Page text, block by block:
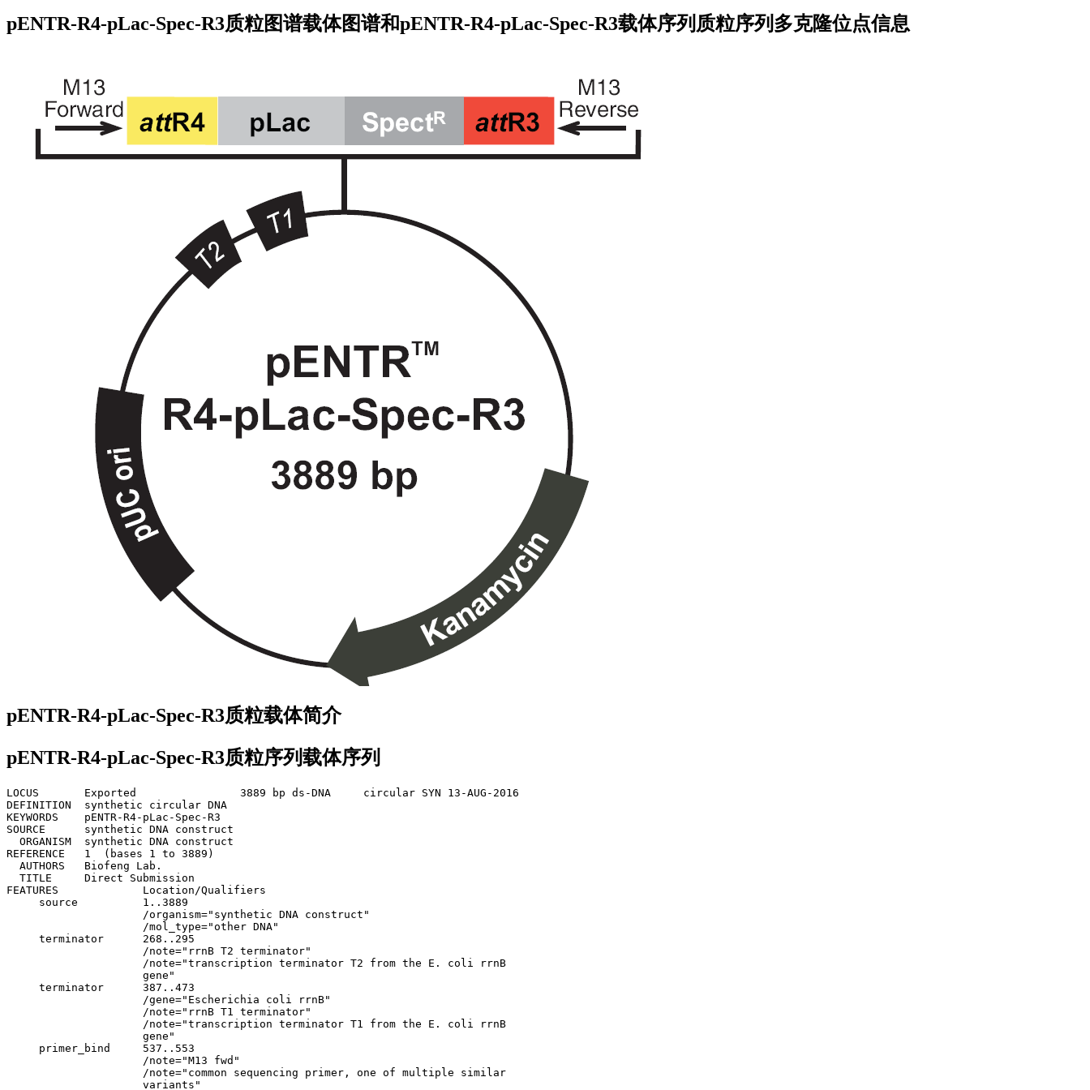
pENTR-R4-pLac-Spec-R3质粒图谱载体图谱和pENTR-R4-pLac-Spec-R3载体序列质粒序列多克隆位点信息
pENTR-R4-pLac-Spec-R3质粒载体简介
pENTR-R4-pLac-Spec-R3质粒序列载体序列
LOCUS       Exported                3889 bp ds-DNA     circular SYN 13-AUG-2016
DEFINITION  synthetic circular DNA
KEYWORDS    pENTR-R4-pLac-Spec-R3
SOURCE      synthetic DNA construct
  ORGANISM  synthetic DNA construct
REFERENCE   1  (bases 1 to 3889)
  AUTHORS   Biofeng Lab.
  TITLE     Direct Submission
FEATURES             Location/Qualifiers
     source          1..3889
                     /organism="synthetic DNA construct"
                     /mol_type="other DNA"
     terminator      268..295
                     /note="rrnB T2 terminator"
                     /note="transcription terminator T2 from the E. coli rrnB
                     gene"
     terminator      387..473
                     /gene="Escherichia coli rrnB"
                     /note="rrnB T1 terminator"
                     /note="transcription terminator T1 from the E. coli rrnB
                     gene"
     primer_bind     537..553
                     /note="M13 fwd"
                     /note="common sequencing primer, one of multiple similar
                     variants"